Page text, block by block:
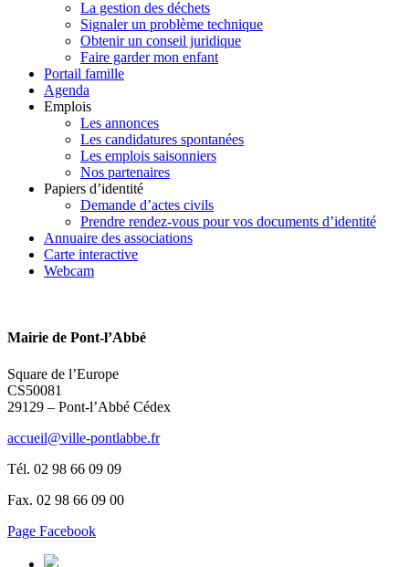
La gestion des déchets
Signaler un problème technique
Obtenir un conseil juridique
Faire garder mon enfant
Portail famille
Agenda
Emplois
Les annonces
Les candidatures spontanées
Les emplois saisonniers
Nos partenaires
Papiers d’identité
Demande d’actes civils
Prendre rendez-vous pour vos documents d’identité
Annuaire des associations
Carte interactive
Webcam
Mairie de Pont-l’Abbé
Square de l’Europe
CS50081
29129 – Pont-l’Abbé Cédex
accueil@ville-pontlabbe.fr
Tél. 02 98 66 09 09
Fax. 02 98 66 09 00
Page Facebook